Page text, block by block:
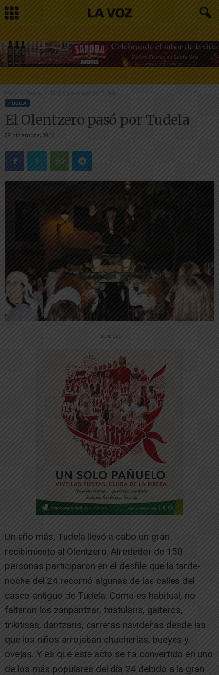
Inicio Tudela El Olentzero pasó por Tudela
TUDELA
El Olentzero pasó por Tudela
28 diciembre, 2016
-- Publicidad --
Un año más, Tudela llevó a cabo un gran
recibimiento al Olentzero. Alrededor de 150
personas participaron en el desfile que la tarde-
noche del 24 recorrió algunas de las calles del
casco antiguo de Tudela. Como es habitual, no
faltaron los zanpantzar, txistularis, gaiteros,
trikitisas, dantzaris, carretas navideñas desde las
que los niños arrojaban chucherías, bueyes y
ovejas. Y es que este acto se ha convertido en uno
de los más populares del día 24 debido a la gran